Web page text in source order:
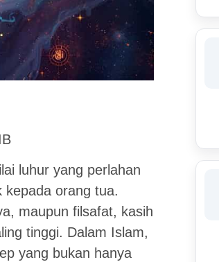
luhur yang perlahan
kepada orang tua.
maupun filsafat, kasih
tinggi. Dalam Islam,
yang bukan hanya